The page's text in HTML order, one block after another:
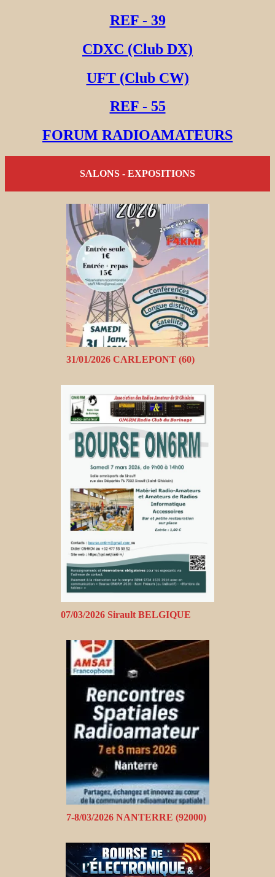
REF - 39
CDXC (Club DX)
UFT (Club CW)
REF - 55
FORUM RADIOAMATEURS
SALONS - EXPOSITIONS
31/01/2026 CARLEPONT (60)
07/03/2026 Sirault BELGIQUE
7-8/03/2026 NANTERRE (92000)